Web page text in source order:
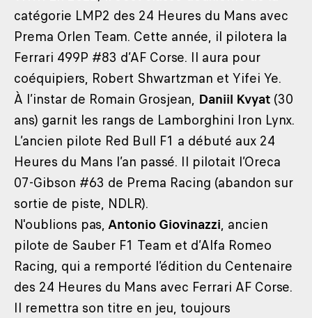
catégorie LMP2 des 24 Heures du Mans avec
Prema Orlen Team. Cette année, il pilotera la
Ferrari 499P #83 d’AF Corse. Il aura pour
coéquipiers, Robert Shwartzman et Yifei Ye.
À l’instar de Romain Grosjean, Daniil Kvyat (30
ans) garnit les rangs de Lamborghini Iron Lynx.
L’ancien pilote Red Bull F1 a débuté aux 24
Heures du Mans l’an passé. Il pilotait l’Oreca
07-Gibson #63 de Prema Racing (abandon sur
sortie de piste, NDLR).
N'oublions pas, Antonio Giovinazzi, ancien
pilote de Sauber F1 Team et d’Alfa Romeo
Racing, qui a remporté l’édition du Centenaire
des 24 Heures du Mans avec Ferrari AF Corse.
Il remettra son titre en jeu, toujours